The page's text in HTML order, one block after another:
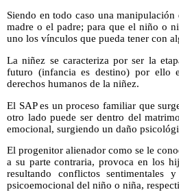
Siendo en todo caso una
madre o el padre; para que el niño o
uno los vínculos que pueda tener con
La niñez se caracteriza por ser la
futuro (infancia es destino) por ello
derechos humanos de la niñez.
El SAP es un proceso familiar que
otro lado puede ser dentro del
emocional, surgiendo un daño
El progenitor alienador como se le
a su parte contraria, provoca en los
resultando conflictos
psicoemocional del niño o niña,